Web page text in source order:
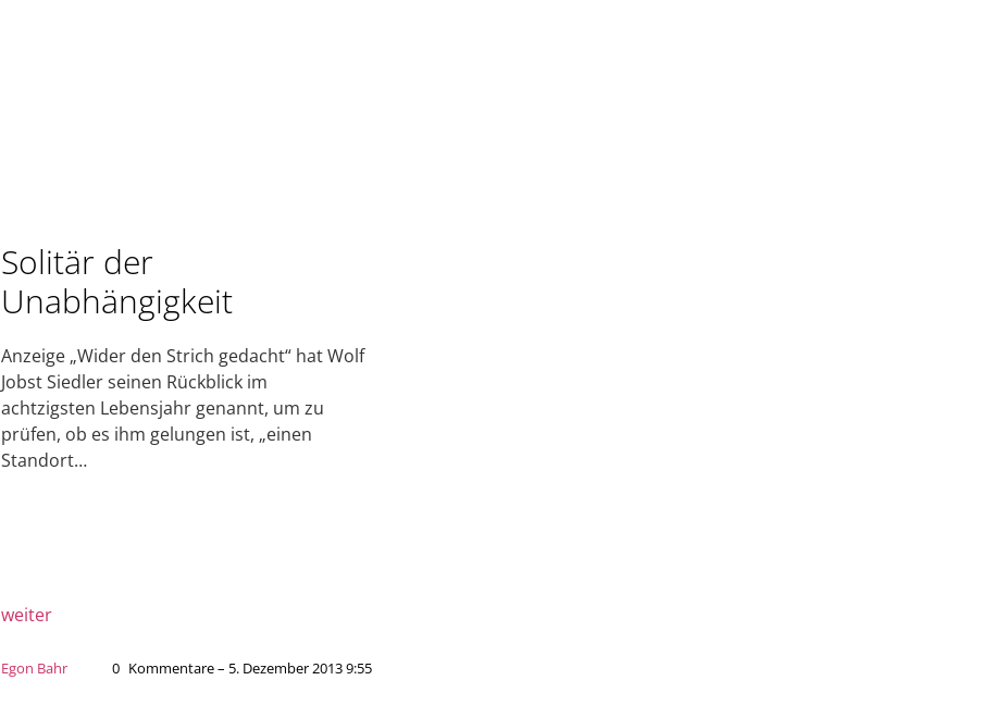
Solitär der
Unabhängigkeit
Anzeige „Wider den Strich gedacht“ hat Wolf
Jobst Siedler seinen Rückblick im
achtzigsten Lebensjahr genannt, um zu
prüfen, ob es ihm gelungen ist, „einen
Standort…
weiter
Egon Bahr 0 Kommentare – 5. Dezember 2013 9:55